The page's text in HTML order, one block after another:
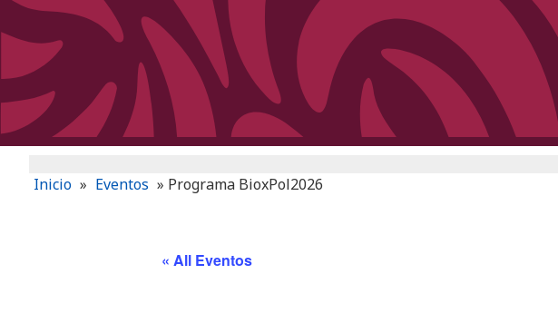
Inicio » Eventos » Programa BioxPol2026
« All Eventos